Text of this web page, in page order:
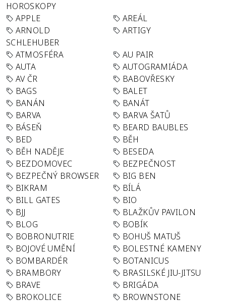
HOROSKOPY
APPLE
AREÁL
ARNOLD
SCHLEHUBER
ARTIGY
ATMOSFÉRA
AU PAIR
AUTA
AUTOGRAMIÁDA
AV ČR
BABOVŘESKY
BAGS
BALET
BANÁN
BANÁT
BARVA
BARVA ŠATŮ
BÁSEŇ
BEARD BAUBLES
BED
BĚH
BĚH NADĚJE
BESEDA
BEZDOMOVEC
BEZPEČNOST
BEZPEČNÝ BROWSER
BIG BEN
BIKRAM
BÍLÁ
BILL GATES
BIO
BJJ
BLAŽKŮV PAVILON
BLOG
BOBÍK
BOBRONUTRIE
BOHUŠ MATUŠ
BOJOVÉ UMĚNÍ
BOLESTNÉ KAMENY
BOMBARDÉR
BOTANICUS
BRAMBORY
BRASILSKÉ JIU-JITSU
BRAVE
BRIGÁDA
BROKOLICE
BROWNSTONE